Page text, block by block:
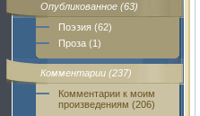
Опубликованное (63)
Поэзия (62)
Проза (1)
Комментарии (237)
Комментарии к моим
произведениям (206)